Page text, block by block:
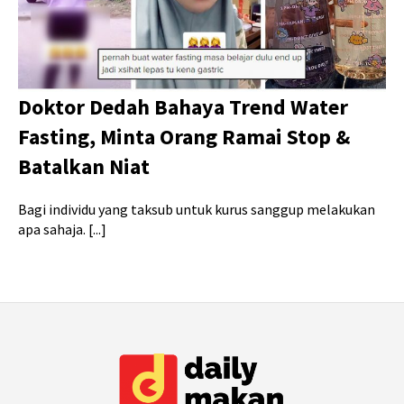
Doktor Dedah Bahaya Trend Water
Fasting, Minta Orang Ramai Stop &
Batalkan Niat
Bagi individu yang taksub untuk kurus sanggup melakukan
apa sahaja. [...]